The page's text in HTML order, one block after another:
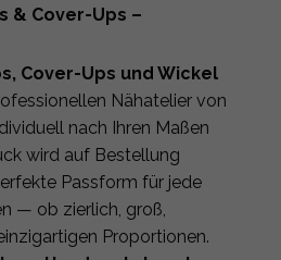
& Cover-Ups –
Cover-Ups und Wickel
Nähatelier von
nach Ihren Maßen
wird auf Bestellung
Passform für jede
— ob zierlich, groß,
Proportionen.